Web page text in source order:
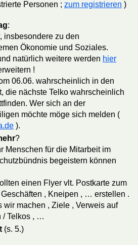
Personen ; zum registrieren )
:
insbesondere zu den
Ökonomie und Soziales.
natürlich weitere werden hier
!
06.06. wahrscheinlich in den
die nächste Telko wahrscheinlich
Wer sich an der
möchte möge sich melden (
).
?
Menschen für die Mitarbeit im
begeistern können
einen Flyer vlt. Postkarte zum
, Kneipen , … erstellen .
wir machen , Ziele , Verweis auf
/ Telkos , …
(s. 5.)